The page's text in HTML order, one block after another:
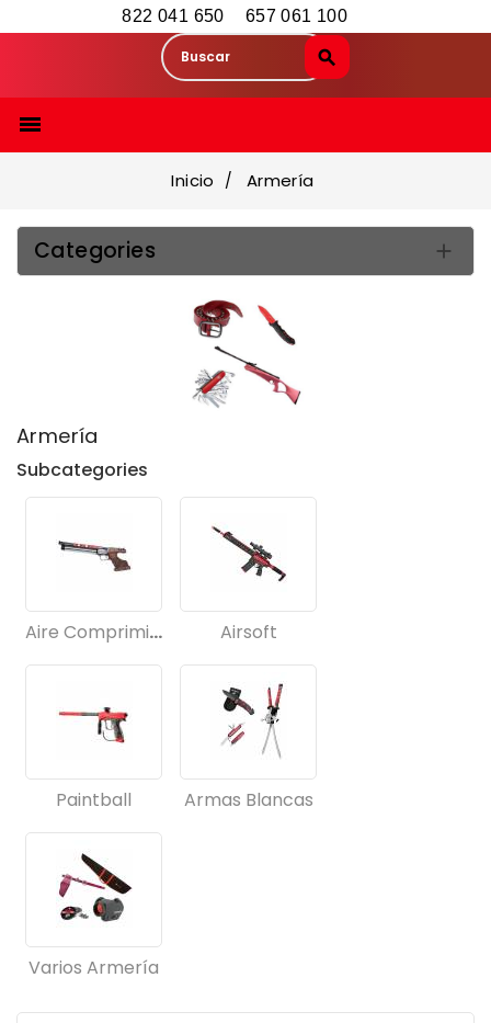
822 041 650 657 061 100

Inicio Armería
Categories 
Armería
Subcategories
Aire Comprimido Airsoft
Paintball Armas Blancas
Varios Armería